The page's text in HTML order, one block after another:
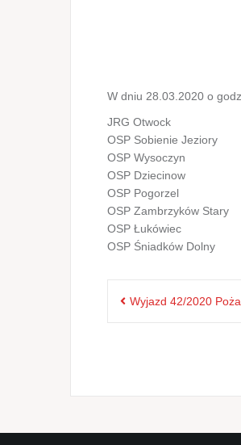
W dniu 28.03.2020 o
JRG Otwock
OSP Sobienie Jeziory
OSP Wysoczyn
OSP Dziecinow
OSP Pogorzel
OSP Zambrzyków Stary
OSP Łukówiec
OSP Śniadków Dolny
Nawigacja
Wyjazd 42/2020